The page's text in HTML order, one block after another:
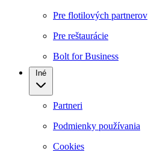
Pre flotilových partnerov
Pre reštaurácie
Bolt for Business
Iné
Partneri
Podmienky používania
Cookies